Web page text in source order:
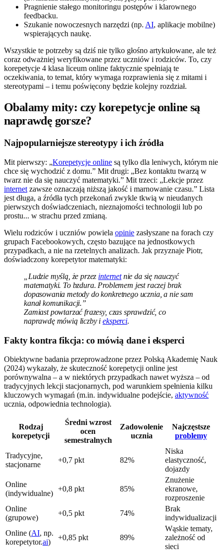
Pragnienie stałego monitoringu postępów i klarownego
feedbacku.
Szukanie nowoczesnych narzędzi (np. AI, aplikacje mobilne)
wspierających naukę.
Wszystkie te potrzeby są dziś nie tylko głośno artykułowane, ale też
coraz odważniej weryfikowane przez uczniów i rodziców. To, czy
korepetycje 4 klasa liceum online faktycznie spełniają te
oczekiwania, to temat, który wymaga rozprawienia się z mitami i
stereotypami – i temu poświęcony będzie kolejny rozdział.
Obalamy mity: czy korepetycje online są
naprawdę gorsze?
Najpopularniejsze stereotypy i ich źródła
Mit pierwszy: „Korepetycje online są tylko dla leniwych, którym nie
chce się wychodzić z domu.” Mit drugi: „Bez kontaktu twarzą w
twarz nie da się nauczyć matematyki.” Mit trzeci: „Lekcje przez
internet zawsze oznaczają niższą jakość i marnowanie czasu.” Lista
jest długa, a źródła tych przekonań zwykle tkwią w nieudanych
pierwszych doświadczeniach, nieznajomości technologii lub po
prostu... w strachu przed zmianą.
Wielu rodziców i uczniów powiela opinie zasłyszane na forach czy
grupach Facebookowych, często bazujące na jednostkowych
przypadkach, a nie na rzetelnych analizach. Jak przyznaje Piotr,
doświadczony korepetytor matematyki:
„Ludzie myślą, że przez internetnie da się nauczyć
matematyki. To bzdura. Problemem jest raczej brak
dopasowania metody do konkretnego ucznia, a nie sam
kanał komunikacji.”
Zamiast powtarzać frazesy, czas sprawdzić, co
naprawdę mówią liczby ieksperci.
Fakty kontra fikcja: co mówią dane i eksperci
Obiektywne badania przeprowadzone przez Polską Akademię Nauk
(2024) wykazały, że skuteczność korepetycji online jest
porównywalna – a w niektórych przypadkach nawet wyższa – od
tradycyjnych lekcji stacjonarnych, pod warunkiem spełnienia kilku
kluczowych wymagań (m.in. indywidualne podejście, aktywność
ucznia, odpowiednia technologia).
Rodzaj
korepetycji
Średni wzrost
ocen
semestralnych
Zadowolenie
ucznia
Najczęstsze
problemy
Tradycyjne,
stacjonarne
+0,7 pkt 82%
Niska
elastyczność,
dojazdy
Online
(indywidualne)
+0,8 pkt 85%
Znużenie
ekranowe,
rozproszenie
Online
(grupowe)
+0,5 pkt 74%
Brak
indywidualizacji
Online (AI, np.
korepetytor.ai)
+0,85 pkt 89%
Wąskie tematy,
zależność od
sieci